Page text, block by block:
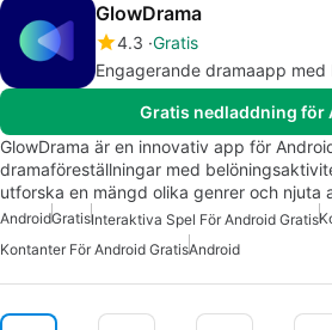
GlowDrama
4.3 Gratis
Engagerande dramaapp med
Gratis nedladdning för
GlowDrama är en innovativ app för
dramaföreställningar med
utforska en mängd olika genrer och njuta
AndroidGratisInteraktiva Spel För Android Gratis
Kontanter För Android GratisAndroid